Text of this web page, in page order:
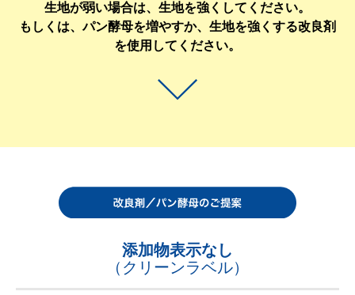
生地が弱い場合は、生地を強くしてください。
もしくは、パン酵母を増やすか、生地を強くする改良剤
を使用してください。
添加物表示なし
（クリーンラベル）